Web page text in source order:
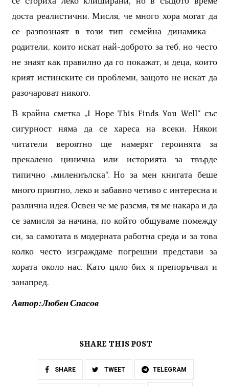
доста реалистични. Мисля, че много хора могат да
се разпознаят в този тип семейна динамика –
родители, които искат най-доброто за теб, но често
не знаят как правилно да го покажат, и деца, които
крият истинските си проблеми, защото не искат да
разочароват никого.
В крайна сметка „I Hope This Finds You Well“ със
сигурност няма да се хареса на всеки. Някои
читатели вероятно ще намерят героинята за
прекалено цинична или историята за твърде
типично „милениълска“. Но за мен книгата беше
много приятно, леко и забавно четиво с интересна и
различна идея. Освен че ме разсмя, тя ме накара и да
се замисля за начина, по който общуваме помежду
си, за самотата в модерната работна среда и за това
колко често изграждаме погрешни представи за
хората около нас. Като цяло бих я препоръчвал и
занапред.
Автор: Любен Спасов
SHARE THIS POST
SHARE TWEET TELEGRAM